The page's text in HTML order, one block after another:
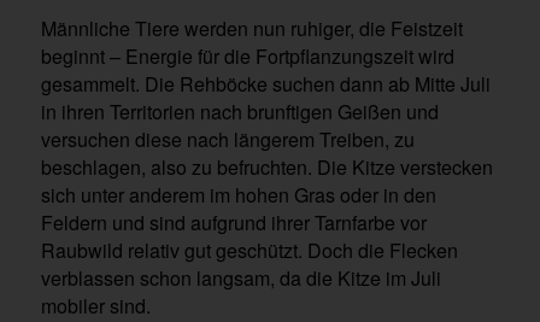
Männliche Tiere werden nun ruhiger, die Feistzeit
beginnt – Energie für die Fortpflanzungszeit wird
gesammelt. Die Rehböcke suchen dann ab Mitte Juli
in ihren Territorien nach brunftigen Geißen und
versuchen diese nach längerem Treiben, zu
beschlagen, also zu befruchten. Die Kitze verstecken
sich unter anderem im hohen Gras oder in den
Feldern und sind aufgrund ihrer Tarnfarbe vor
Raubwild relativ gut geschützt. Doch die Flecken
verblassen schon langsam, da die Kitze im Juli
mobiler sind.